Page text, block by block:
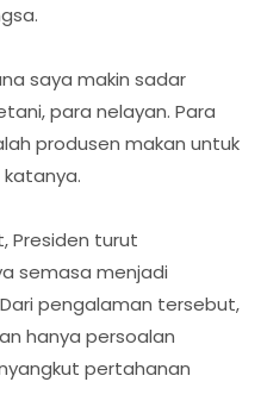
saya makin sadar
para nelayan. Para
produsen makan untuk
katanya.
Presiden turut
semasa menjadi
pengalaman tersebut,
hanya persoalan
pertahanan